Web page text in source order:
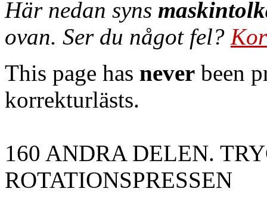
Här nedan syns
ovan. Ser du något fel?
This page has never been
korrekturlästs.
160 ANDRA DELEN.
ROTATIONSPRESSEN